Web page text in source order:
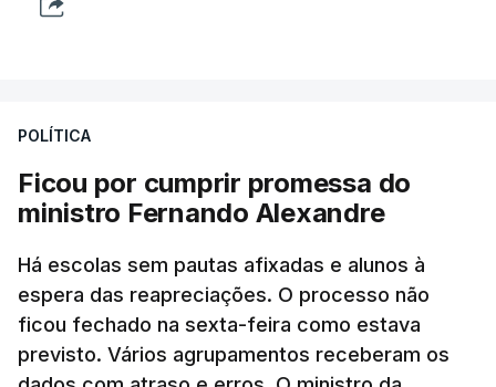
POLÍTICA
Ficou por cumprir promessa do
ministro Fernando Alexandre
Há escolas sem pautas afixadas e alunos à
espera das reapreciações. O processo não
ficou fechado na sexta-feira como estava
previsto. Vários agrupamentos receberam os